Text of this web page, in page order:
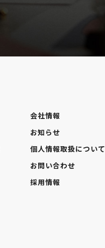
会社情報
お知らせ
個人情報取扱について
お問い合わせ
採用情報